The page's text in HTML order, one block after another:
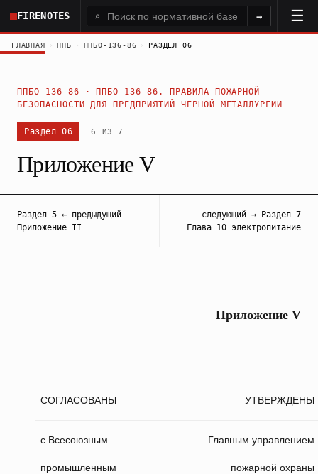
основному
FIRENOTES ⌕ →
ГЛАВНАЯ ППБ ППБО-136-86 РАЗДЕЛ 06
ППБО-136-86 · ППБО-136-86. ПРАВИЛА ПОЖАРНОЙ
БЕЗОПАСНОСТИ ДЛЯ ПРЕДПРИЯТИЙ ЧЕРНОЙ МЕТАЛЛУРГИИ
Раздел 06 6 ИЗ 7
Приложение V
Раздел 5 ← предыдущий
Приложение II
следующий → Раздел 7
Глава 10 электропитание
Приложение V
СОГЛАСОВАНЫ УТВЕРЖДЕНЫ
с Всесоюзным
промышленным
Главным управлением
пожарной охраны